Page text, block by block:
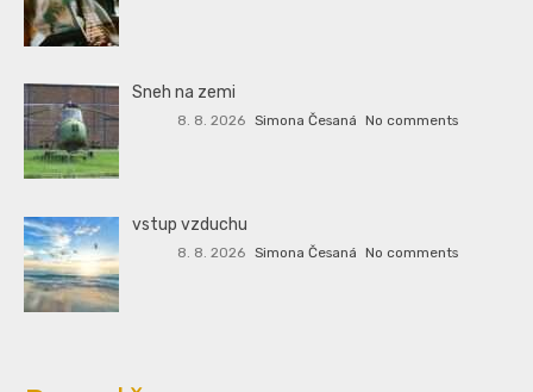
Sneh na zemi
8. 8. 2026 Simona Česaná No comments
vstup vzduchu
8. 8. 2026 Simona Česaná No comments